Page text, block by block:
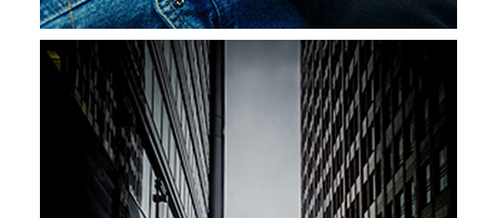
Terrains
d'entente de